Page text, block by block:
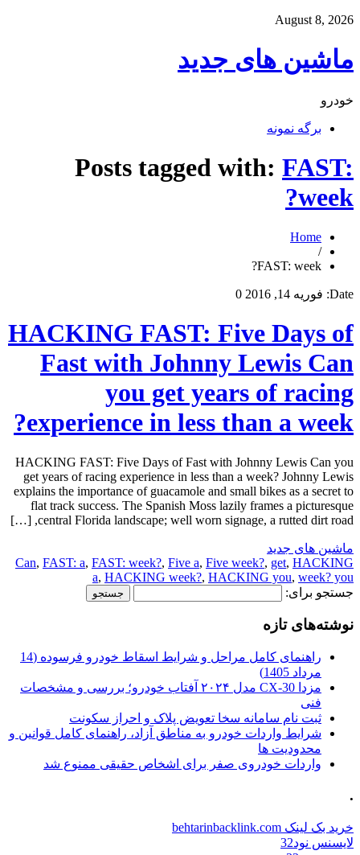
August 8, 2026
ماشین های جدید
خودرو
برگه نمونه
Posts tagged with: FAST:
week?
Home
/
FAST: week?
Date: فوریه 14, 2016 0
HACKING FAST: Five Days of
Fast with Johnny Lewis Can
you get years of racing
experience in less than a week?
HACKING FAST: Five Days of Fast with Johnny Lewis Can you
get years of racing experience in less than a week? Johnny Lewis
explains the importance of guacamole and small bikes as a secret to
flat track success. The Spanish Moss lazily frames a picturesque
central Florida landscape; well worn signage, a rutted dirt road, […]
ماشین های جدید
Can, FAST: a, FAST: week?, Five a, Five week?, get, HACKING
a, HACKING week?, HACKING you, week? you
جستجو برای:
نوشته‌های تازه
راهنمای کامل مراحل و شرایط اسقاط خودرو فرسوده (14
مرداد 1405)
مزدا CX-30 مدل ۲۰۲۴ آفتاب خودرو؛ بررسی و مشخصات
فنی
ثبت نام سامانه سخا تعویض پلاک و احراز سکونت
شرایط واردات خودرو به مناطق آزاد، راهنمای کامل قوانین و
محدودیت ها
واردات خودروی صفر برای اشخاص حقیقی ممنوع شد
.
خرید بک لینک behtarinbacklink.com
لایسنس نود32